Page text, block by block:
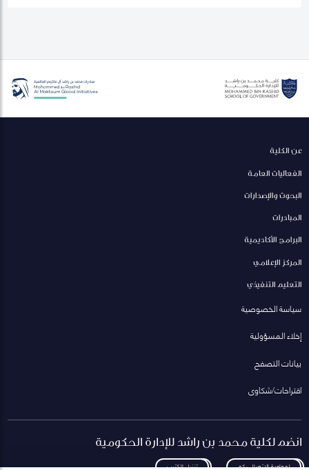
عن الكلية
الفعاليات العامة
البحوث والإصدارات
المبادرات
البرامج الأكاديمية
المركز الإعلامي
التعليم التنفيذي
سياسة الخصوصية
إخلاء المسؤولية
بيانات التصفح
اقتراحات/شكاوى
انضم لكلية محمد بن راشد للإدارة الحكومية
لمعاودة الاتصال بكم تنزيل الكتيب